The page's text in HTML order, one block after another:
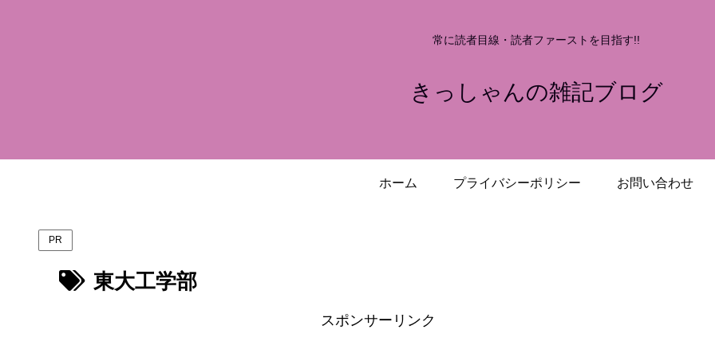
常に読者目線・読者ファーストを目指す!!
きっしゃんの雑記ブログ
ホーム プライバシーポリシー お問い合わせ
PR
東大工学部
スポンサーリンク